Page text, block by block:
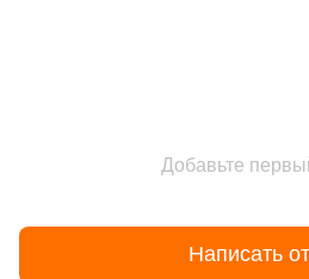
Добавьте
Написать